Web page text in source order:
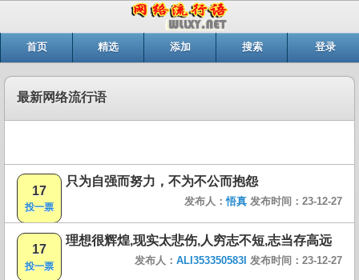
首页 精选 添加 搜索 登录
最新网络流行语
17
投一票
只为自强而努力，不为不公而抱怨
发布人：悟真 发布时间：23-12-27
17
投一票
理想很辉煌,现实太悲伤,人穷志不短,志当存高远
发布人： ALI353350583I 发布时间：23-12-27